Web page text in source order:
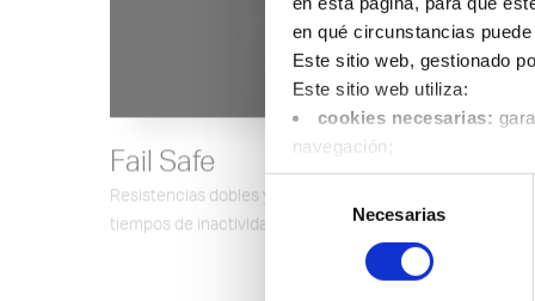
en qué circunstancias
Este sitio web, gestionado
Este sitio web utiliza:
cookies necesarias:
navegación;
cookies funcionales:
idioma o la ubicación del
duración media de cada
consentimiento
Necesarias
Fail Safe
Resistencias dobles y termopares dobles para evitar los
tiempos de inactividad